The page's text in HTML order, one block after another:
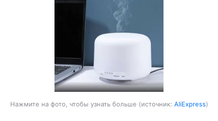
Нажмите на фото, чтобы узнать больше источник: AliExpress